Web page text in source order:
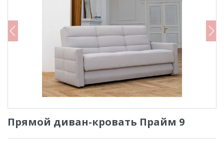
Прямой диван-кровать Прайм 9